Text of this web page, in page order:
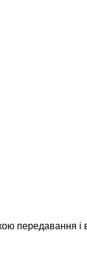
передавання і